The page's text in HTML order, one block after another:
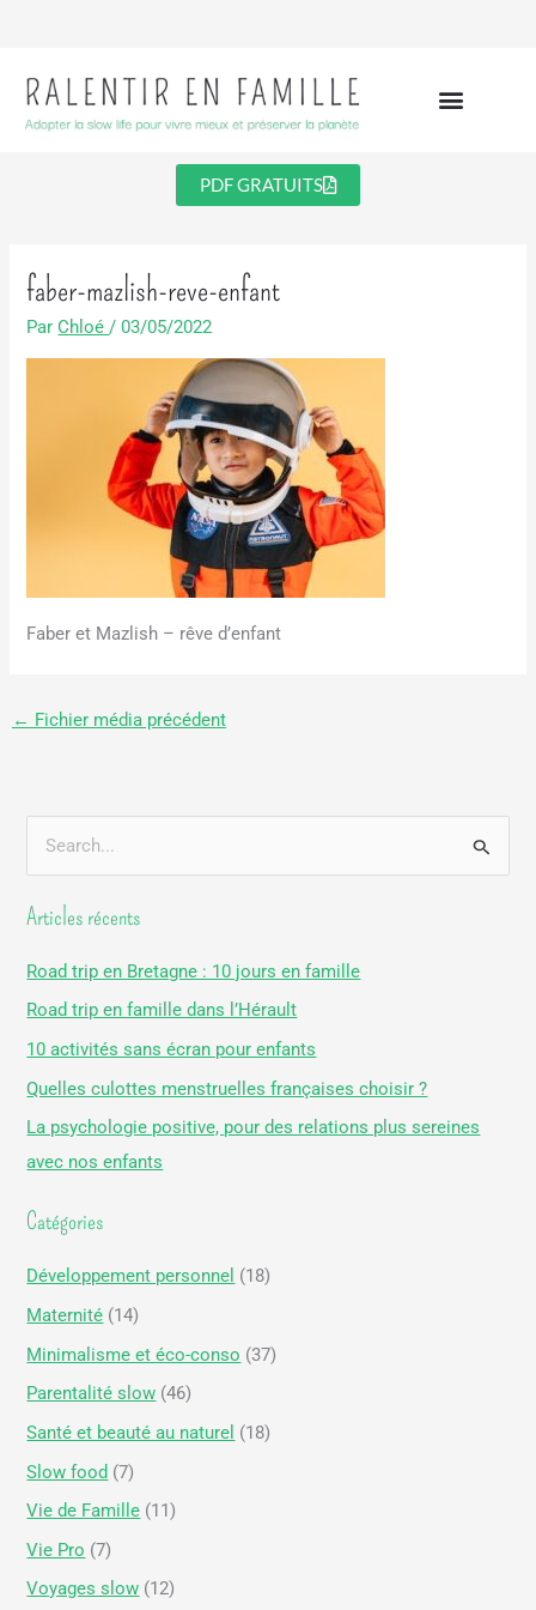
PDF GRATUITS
faber-mazlish-reve-enfant
ParChloé/03/05/2022
Faber et Mazlish – rêve d’enfant
← Fichier média précédent
c
r
c
h
e
r
:
Articles récents
Road trip en Bretagne : 10 jours en famille
Road trip en famille dans l’Hérault
10 activités sans écran pour enfants
Quelles culottes menstruelles françaises choisir ?
La psychologie positive, pour des relations plus sereines
avec nos enfants
Catégories
Développement personnel (18)
Maternité (14)
Minimalisme et éco-conso (37)
Parentalité slow (46)
Santé et beauté au naturel (18)
Slow food (7)
Vie de Famille (11)
Vie Pro (7)
Voyages slow (12)